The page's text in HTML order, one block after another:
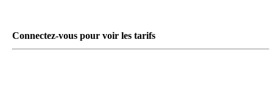
Connectez-vous pour voir les tarifs